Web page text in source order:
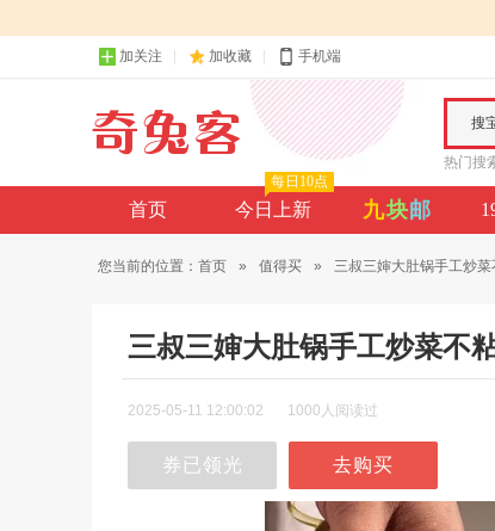
加关注 加收藏 手机端
搜
热门搜
首页 今日上新
每日10点
九块邮
您当前的位置： 首页 » 值得买 » 三叔三婶大肚锅手工炒菜
三叔三婶大肚锅手工炒菜不
2025-05-11 12:00:02 1000人阅读过
券已领光 去购买